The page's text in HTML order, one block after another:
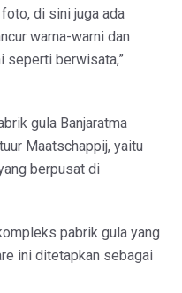
di sini juga ada
warna-warni dan
seperti berwisata,”
gula Banjaratma
Maatschappij, yaitu
berpusat di
pabrik gula yang
ini ditetapkan sebagai